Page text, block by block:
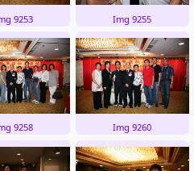
9253 Img 9255
9258 Img 9260